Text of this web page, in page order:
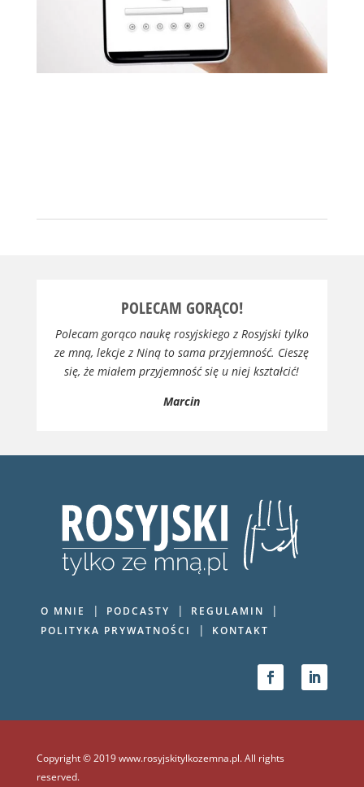
POLECAM GORĄCO!
Polecam gorąco naukę rosyjskiego z Rosyjski tylko
ze mną, lekcje z Niną to sama przyjemność. Cieszę
się, że miałem przyjemność się u niej kształcić!
Marcin
O MNIE | PODCASTY | REGULAMIN |
POLITYKA PRYWATNOŚCI | KONTAKT
Copyright © 2019 www.rosyjskitylkozemna.pl. All rights
reserved.